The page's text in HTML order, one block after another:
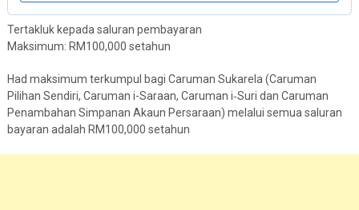
Tertakluk kepada saluran pembayaran
Maksimum: RM100,000 setahun
Had maksimum terkumpul bagi Caruman Sukarela (Caruman
Pilihan Sendiri, Caruman i-Saraan, Caruman i‑Suri dan Caruman
Penambahan Simpanan Akaun Persaraan) melalui semua saluran
bayaran adalah RM100,000 setahun